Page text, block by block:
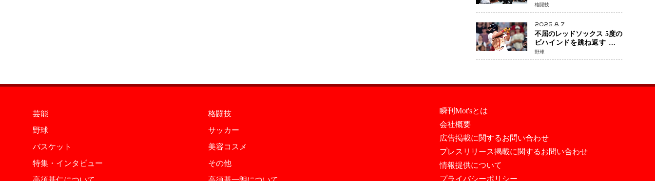
たローキックでウスビャン
を攻略、判定勝利
格闘技
2026.8.7
不屈のレッドソックス 5度の
ビハインドを跳ね返す 延長
13回サヨナラ勝ち 吉田正尚
選手も2安打1打点で貢献 4得
野球
芸能
格闘技
野球
サッカー
バスケット
美容コスメ
特集・インタビュー
その他
瞬刊Mot'sとは
会社概要
広告掲載に関するお問い合わせ
プレスリリース掲載に関するお問い合わせ
情報提供について
プライバシーポリシー